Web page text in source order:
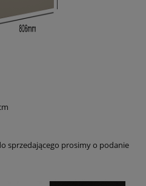
sprzedającego prosimy o podanie